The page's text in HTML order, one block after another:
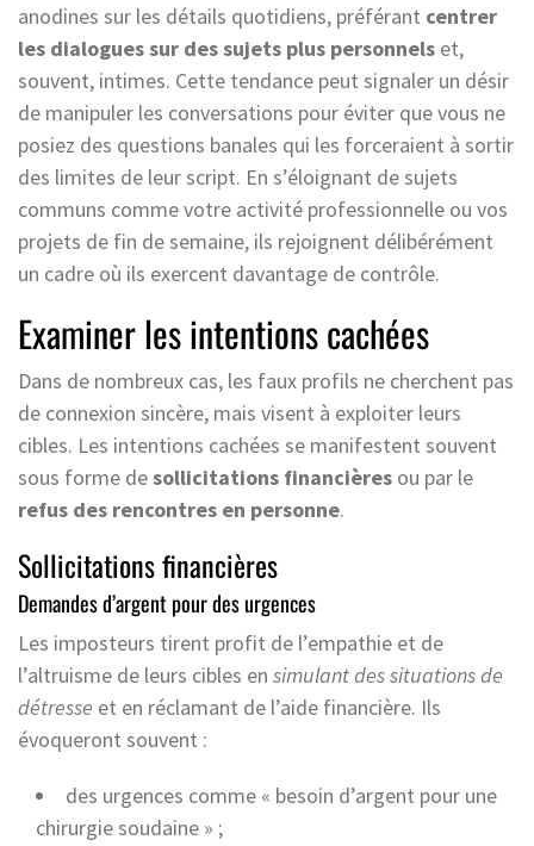
anodines sur les détails quotidiens, préférant centrer
les dialogues sur des sujets plus personnels et,
souvent, intimes. Cette tendance peut signaler un désir
de manipuler les conversations pour éviter que vous ne
posiez des questions banales qui les forceraient à sortir
des limites de leur script. En s’éloignant de sujets
communs comme votre activité professionnelle ou vos
projets de fin de semaine, ils rejoignent délibérément
un cadre où ils exercent davantage de contrôle.
Examiner les intentions cachées
Dans de nombreux cas, les faux profils ne cherchent pas
de connexion sincère, mais visent à exploiter leurs
cibles. Les intentions cachées se manifestent souvent
sous forme desollicitations financières ou par le
refus des rencontres en personne.
Sollicitations financières
Demandes d’argent pour des urgences
Les imposteurs tirent profit de l’empathie et de
l’altruisme de leurs cibles en simulant des situations de
détresse et en réclamant de l’aide financière. Ils
évoqueront souvent :
des urgences comme « besoin d’argent pour une
chirurgie soudaine » ;